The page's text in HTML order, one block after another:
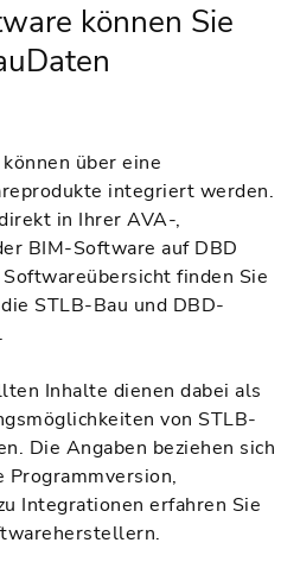
können Sie
über eine
integriert werden.
in Ihrer AVA-,
BIM-Software auf DBD
finden Sie
STLB-Bau und DBD-
Inhalte dienen dabei als
von STLB-
Die Angaben beziehen sich
Integrationen erfahren Sie